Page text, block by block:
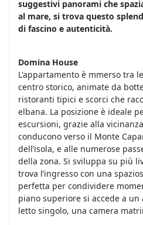
suggestivi panorami che
al mare, si trova questo
di fascino e autenticità.
Domina House
L'appartamento è mmerso tra
centro storico, animate da
ristoranti tipici e scorci che
elbana. La posizione è ideale
escursioni, grazie alla
conducono verso il Monte
dell’isola, e alle numerose
della zona. Si sviluppa su più
trova l’ingresso con una
perfetta per condividere
piano superiore si accede a un
letto singolo, una camera